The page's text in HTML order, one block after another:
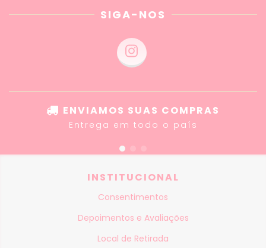
SIGA-NOS
ENVIAMOS SUAS COMPRAS
Entrega em todo o país
INSTITUCIONAL
Consentimentos
Depoimentos e Avaliações
Local de Retirada